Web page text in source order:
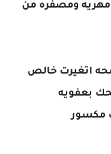
ومصفره من
اتغيرت خالص
بعفويه
مكسور